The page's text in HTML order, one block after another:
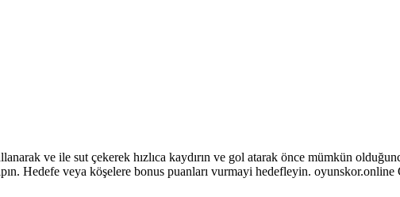
ve ile sut çekerek hızlıca kaydırın ve gol atarak önce mümkün
Hedefe veya köşelere bonus puanları vurmayi hedefleyin.